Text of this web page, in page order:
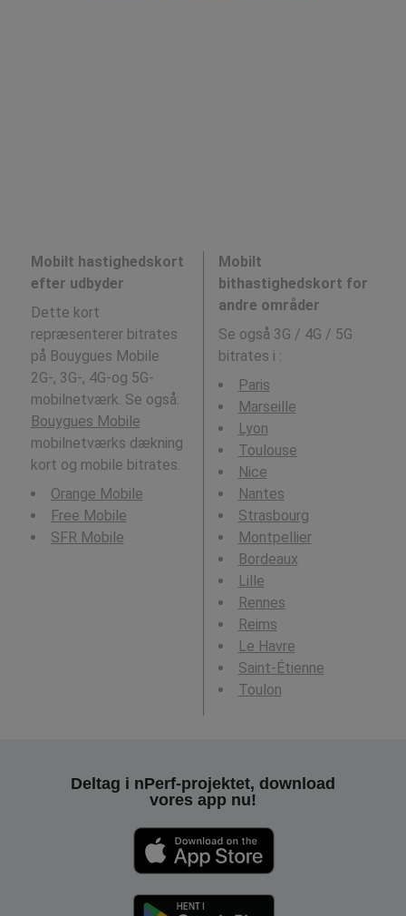
Mobilt hastighedskort
efter udbyder
Dette kort
repræsenterer bitrates
på Bouygues Mobile
2G-, 3G-, 4G-og 5G-
mobilnetværk. Se også:
Bouygues Mobile
mobilnetværks dækning
kort og mobile bitrates.
Orange Mobile
Free Mobile
SFR Mobile
Mobilt
bithastighedskort for
andre områder
Se også 3G / 4G / 5G
bitrates i :
Paris
Marseille
Lyon
Toulouse
Nice
Nantes
Strasbourg
Montpellier
Bordeaux
Lille
Rennes
Reims
Le Havre
Saint-Étienne
Toulon
Deltag i nPerf-projektet, download
vores app nu!